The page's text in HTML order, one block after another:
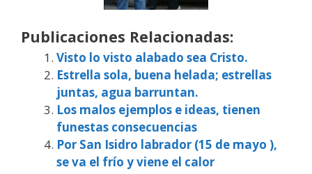
Publicaciones Relacionadas:
Visto lo visto alabado sea Cristo.
Estrella sola, buena helada; estrellas
juntas, agua barruntan.
Los malos ejemplos e ideas, tienen
funestas consecuencias
Por San Isidro labrador (15 de mayo ),
se va el frío y viene el calor